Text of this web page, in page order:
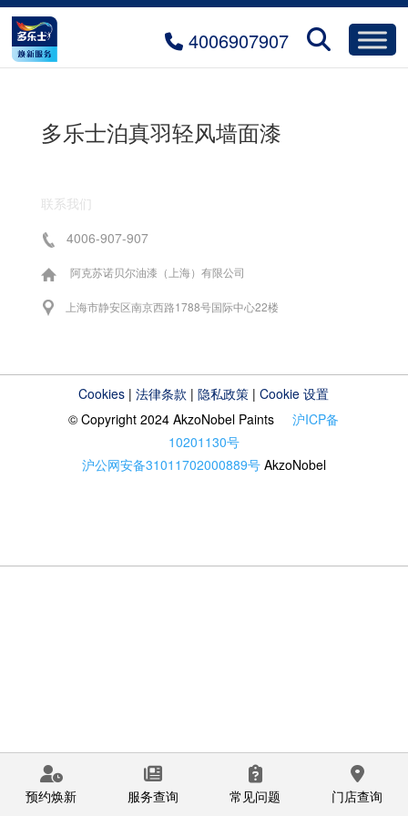
4006907907
多乐士泊真羽轻风墙面漆
联系我们
4006-907-907
阿克苏诺贝尔油漆（上海）有限公司
上海市静安区南京西路1788号国际中心22楼
Cookies |法律条款 |隐私政策 |Cookie 设置
© Copyright 2024 AkzoNobel Paints沪ICP备
10201130号
沪公网安备31011702000889号 AkzoNobel
预约焕新 服务查询 常见问题 门店查询